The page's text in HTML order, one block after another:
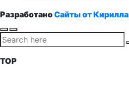
РазработаноСайты от Кирилла
TOP